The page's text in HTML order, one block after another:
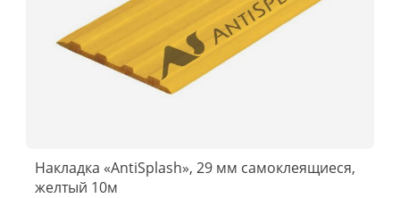
Накладка «AntiSplash», 29 мм самоклеящиеся,
желтый 10м